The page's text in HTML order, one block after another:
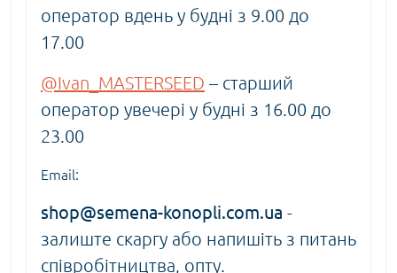
оператор вдень у будні з 9.00 до
17.00
@Ivan_MASTERSEED – старший
оператор увечері у будні з 16.00 до
23.00
Email:
shop@semena-konopli.com.ua -
залиште скаргу або напишіть з питань
співробітництва, опту.